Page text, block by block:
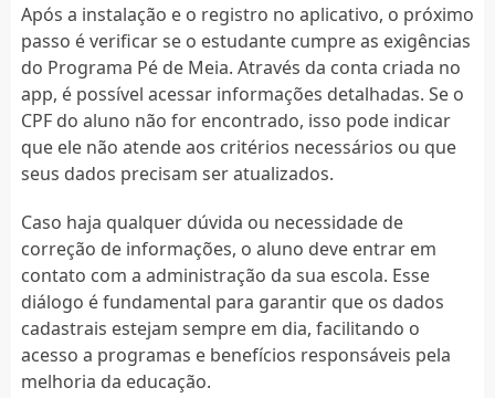
Após a instalação e o registro no aplicativo, o próximo
passo é verificar se o estudante cumpre as exigências
do Programa Pé de Meia. Através da conta criada no
app, é possível acessar informações detalhadas. Se o
CPF do aluno não for encontrado, isso pode indicar
que ele não atende aos critérios necessários ou que
seus dados precisam ser atualizados.
Caso haja qualquer dúvida ou necessidade de
correção de informações, o aluno deve entrar em
contato com a administração da sua escola. Esse
diálogo é fundamental para garantir que os dados
cadastrais estejam sempre em dia, facilitando o
acesso a programas e benefícios responsáveis pela
melhoria da educação.